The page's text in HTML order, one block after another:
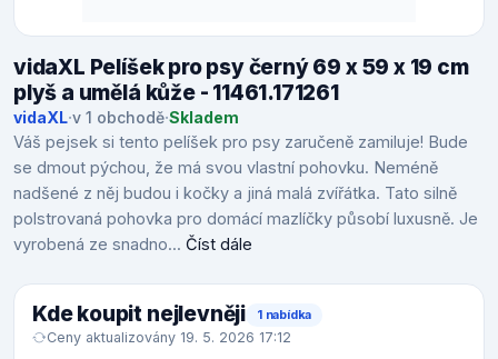
vidaXL Pelíšek pro psy černý 69 x 59 x 19 cm
plyš a umělá kůže - 11461.171261
vidaXL·v 1 obchodě·Skladem
Váš pejsek si tento pelíšek pro psy zaručeně zamiluje! Bude
se dmout pýchou, že má svou vlastní pohovku. Neméně
nadšené z něj budou i kočky a jiná malá zvířátka. Tato silně
polstrovaná pohovka pro domácí mazlíčky působí luxusně. Je
vyrobená ze snadno... Číst dále
Kde koupit nejlevněji 1 nabídka
Ceny aktualizovány 19. 5. 2026 17:12